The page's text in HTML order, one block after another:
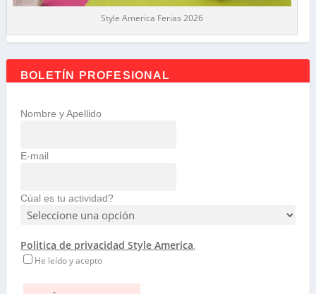
Style America Ferias 2026
BOLETÍN PROFESIONAL
Nombre y Apellido
E-mail
Cúal es tu actividad?
Politica de privacidad Style America.
He leído y acepto